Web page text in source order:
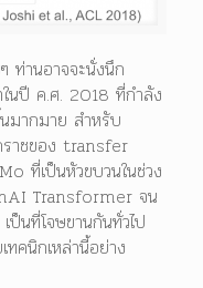
ท่านอาจจะนั่งนึก
นปี ค.ศ. 2018 ที่กำลัง
มากมาย สำหรับ
ราชของ transfer
ที่เป็นหัวขบวนในช่วง
Transformer จน
นที่โจษขานกันทั่วไป
ทคนิกเหล่านี้อย่าง